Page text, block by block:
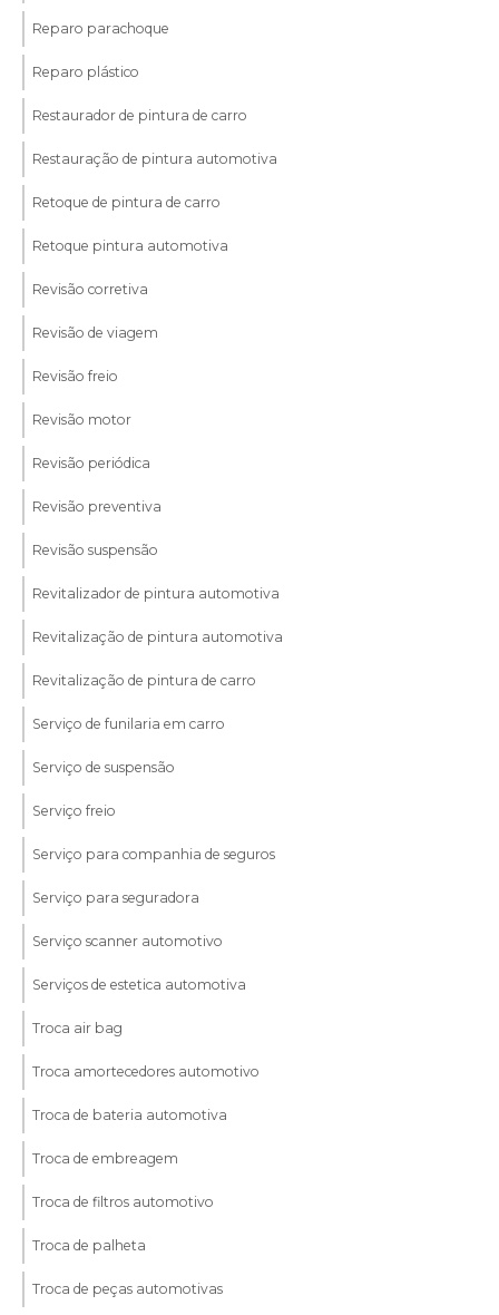
Reparo parachoque
Reparo plástico
Restaurador de pintura de carro
Restauração de pintura automotiva
Retoque de pintura de carro
Retoque pintura automotiva
Revisão corretiva
Revisão de viagem
Revisão freio
Revisão motor
Revisão periódica
Revisão preventiva
Revisão suspensão
Revitalizador de pintura automotiva
Revitalização de pintura automotiva
Revitalização de pintura de carro
Serviço de funilaria em carro
Serviço de suspensão
Serviço freio
Serviço para companhia de seguros
Serviço para seguradora
Serviço scanner automotivo
Serviços de estetica automotiva
Troca air bag
Troca amortecedores automotivo
Troca de bateria automotiva
Troca de embreagem
Troca de filtros automotivo
Troca de palheta
Troca de peças automotivas